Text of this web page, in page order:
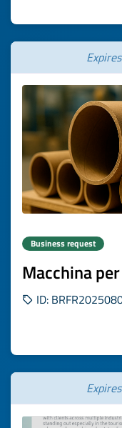
Business request
Macchina
ID: